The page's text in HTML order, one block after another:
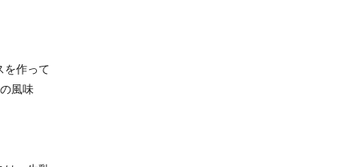
を作って
風味